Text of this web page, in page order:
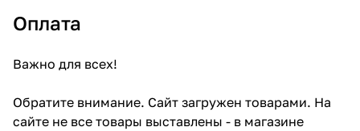
Оплата
Важно для всех!
Обратите внимание. Сайт загружен товарами. На
сайте не все товары выставлены - в магазине